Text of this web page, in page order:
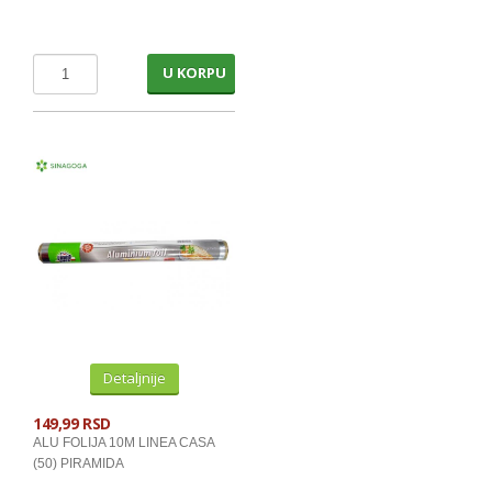
KOMPOTI
SVEZE VOCE
ZVAKE
KREMOVI
BOMBONJERE I PRALINE
MALE COKOLADE I BAROVI
U KORPU
Detaljnije
149,99 RSD
ALU FOLIJA 10M LINEA CASA
(50) PIRAMIDA